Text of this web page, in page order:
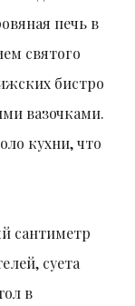
печь в
святого
бистро
вазочками.
кухни, что
сантиметр
суета
в